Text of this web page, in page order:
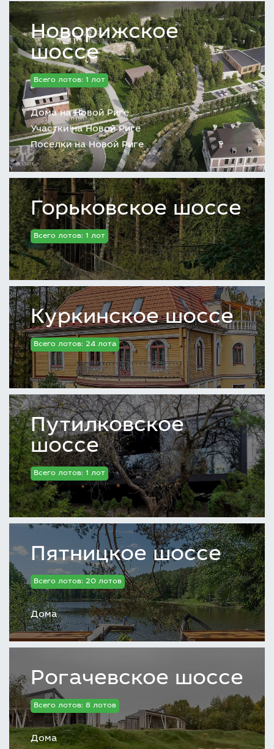
Новорижское
шоссе
Всего лотов: 1 лот
Дома на Новой Риге
Участки на Новой Риге
Поселки на Новой Риге
Горьковское шоссе
Всего лотов: 1 лот
Куркинское шоссе
Всего лотов: 24 лота
Путилковское
шоссе
Всего лотов: 1 лот
Пятницкое шоссе
Всего лотов: 20 лотов
Дома
Рогачевское шоссе
Всего лотов: 8 лотов
Дома